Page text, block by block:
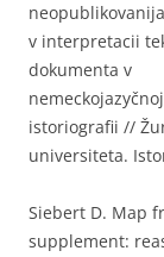
v interpretacii
dokumenta v
nemeckojazyčnoj
istoriografii //
universiteta.
Siebert D. Map
supplement: